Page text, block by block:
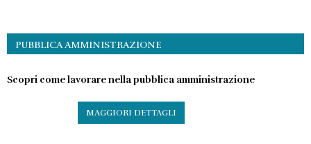
PUBBLICA AMMINISTRAZIONE
Scopri come lavorare nella pubblica amministrazione
MAGGIORI DETTAGLI